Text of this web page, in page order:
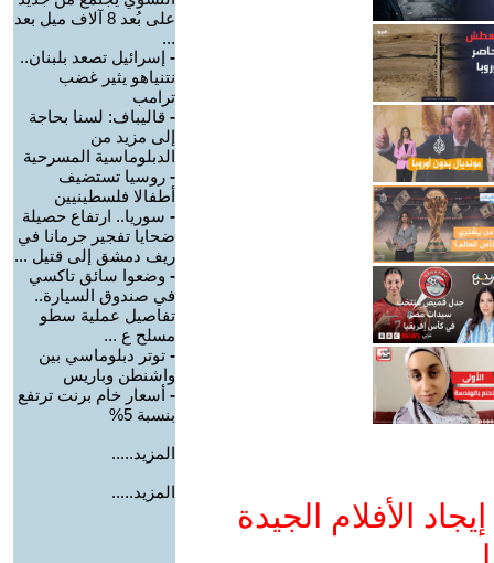
الأفلام الجيدة
على بُعد 8 آلاف ميل بعد
...
- إسرائيل تصعد بلبنان..
نتنياهو يثير غضب
ترامب
- قاليباف: لسنا بحاجة
إلى مزيد من
الدبلوماسية المسرحية
- روسيا تستضيف
أطفالا فلسطينيين
- سوريا.. ارتفاع حصيلة
ضحايا تفجير جرمانا في
ريف دمشق إلى قتيل ...
- وضعوا سائق تاكسي
في صندوق السيارة..
تفاصيل عملية سطو
مسلح ع ...
- توتر دبلوماسي بين
واشنطن وباريس
- أسعار خام برنت ترتفع
بنسبة 5%
المزيد.....
المزيد.....